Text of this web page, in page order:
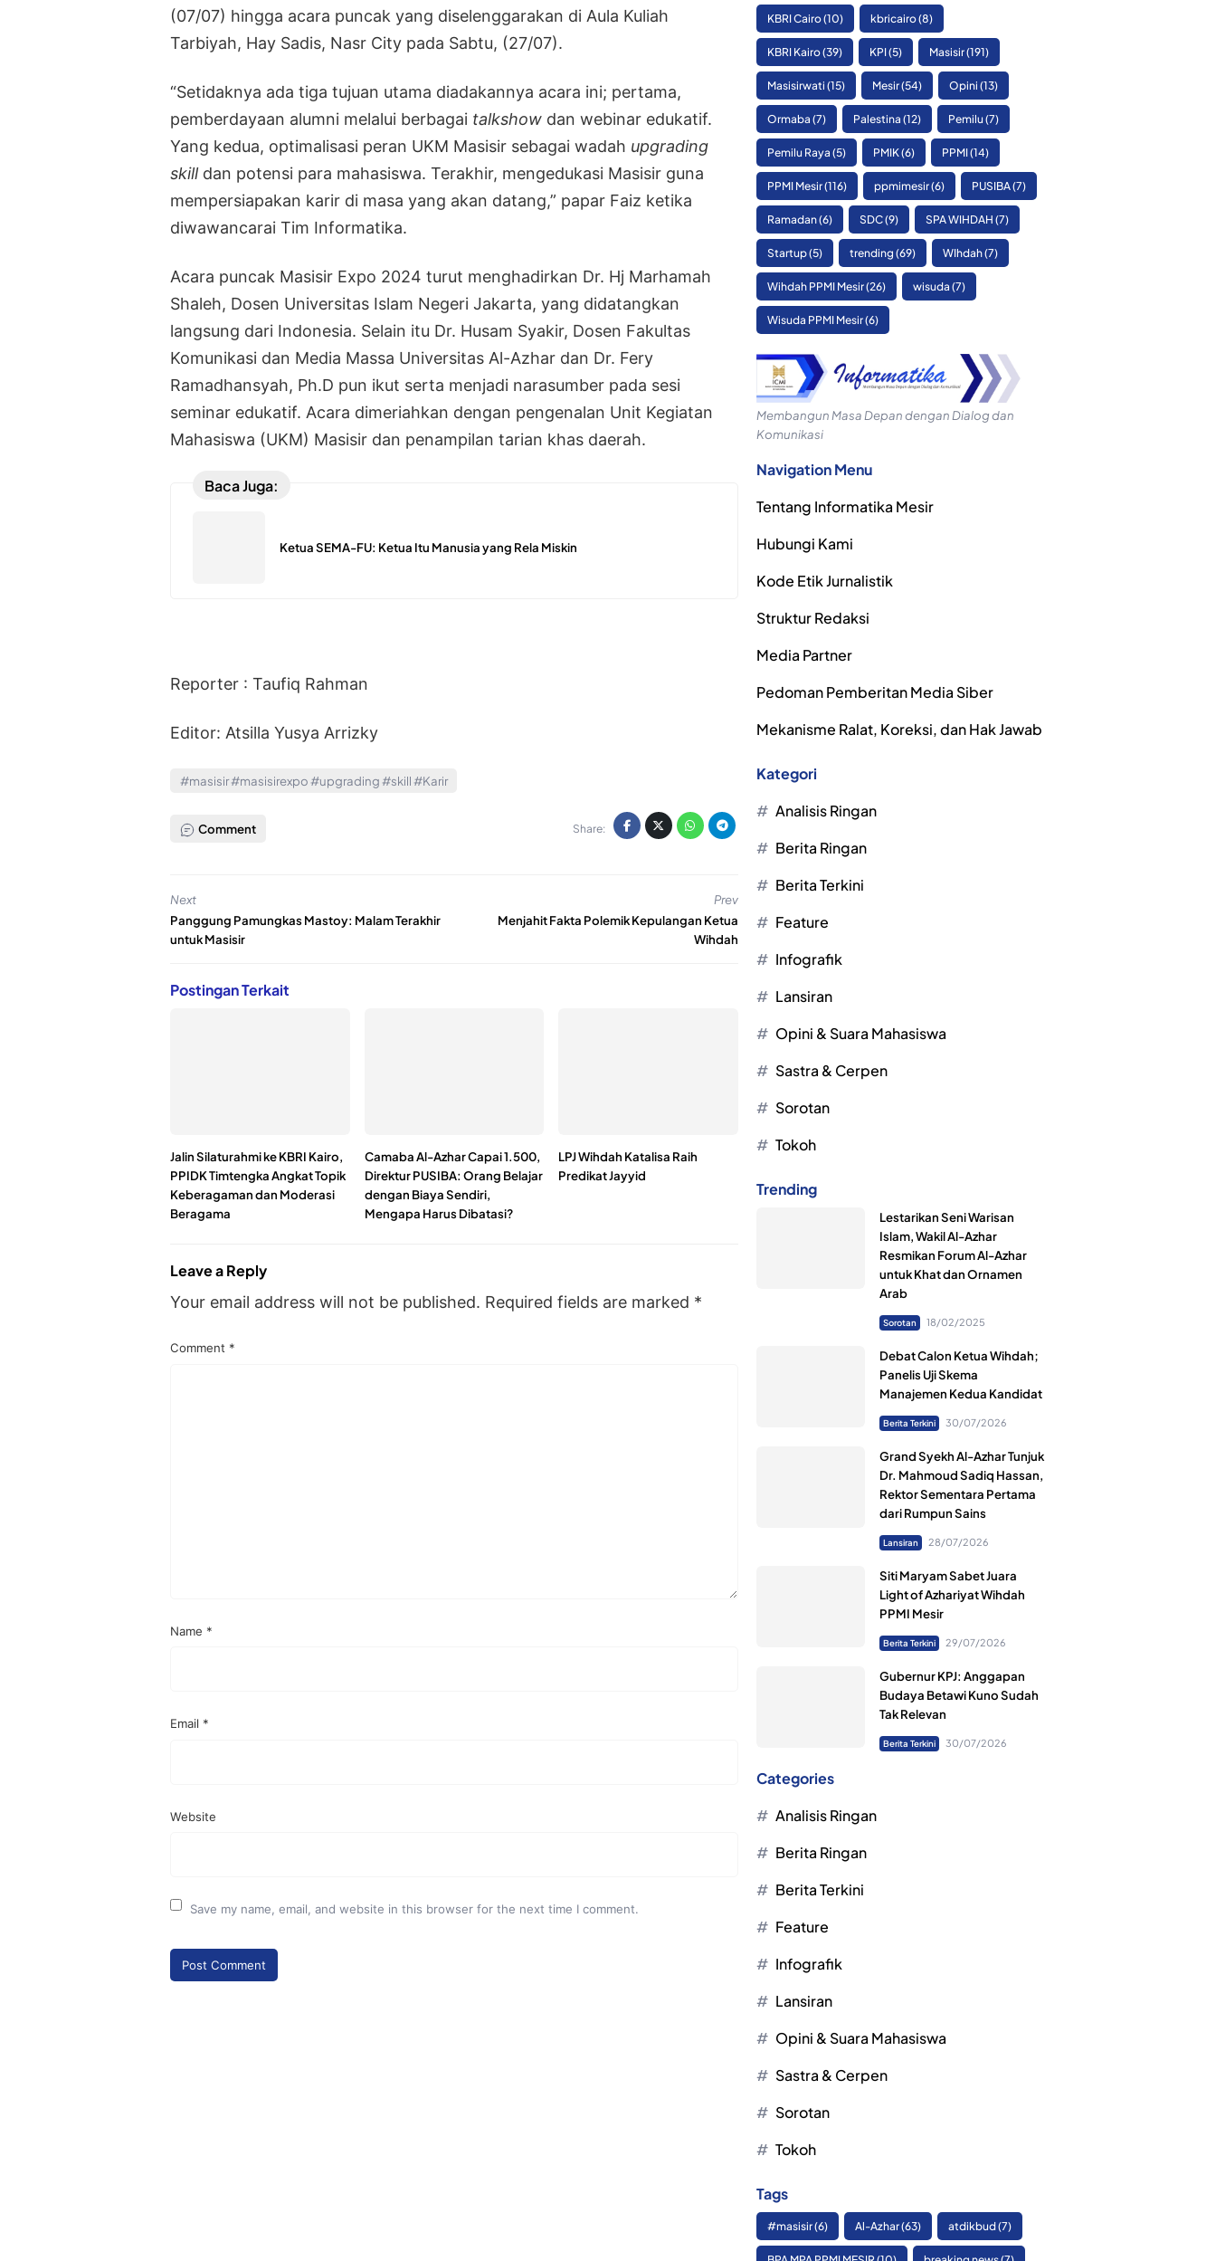
(07/07) hingga acara puncak yang diselenggarakan di Aula Kuliah
Tarbiyah, Hay Sadis, Nasr City pada Sabtu, (27/07).
“Setidaknya ada tiga tujuan utama diadakannya acara ini; pertama,
pemberdayaan alumni melalui berbagai talkshow dan webinar edukatif.
Yang kedua, optimalisasi peran UKM Masisir sebagai wadah upgrading
skilldan potensi para mahasiswa. Terakhir, mengedukasi Masisir guna
mempersiapakan karir di masa yang akan datang,” papar Faiz ketika
diwawancarai Tim Informatika.
Acara puncak Masisir Expo 2024 turut menghadirkan Dr. Hj Marhamah
Shaleh, Dosen Universitas Islam Negeri Jakarta, yang didatangkan
langsung dari Indonesia. Selain itu Dr. Husam Syakir, Dosen Fakultas
Komunikasi dan Media Massa Universitas Al-Azhar dan Dr. Fery
Ramadhansyah, Ph.D pun ikut serta menjadi narasumber pada sesi
seminar edukatif. Acara dimeriahkan dengan pengenalan Unit Kegiatan
Mahasiswa (UKM) Masisir dan penampilan tarian khas daerah.
Baca Juga:
Ketua SEMA-FU: Ketua Itu Manusia yang Rela Miskin
Reporter : Taufiq Rahman
Editor: Atsilla Yusya Arrizky
#masisir #masisirexpo #upgrading #skill #Karir
Comment Share:
Next
Panggung Pamungkas Mastoy: Malam Terakhir
untuk Masisir
Prev
Menjahit Fakta Polemik Kepulangan Ketua
Wihdah
Postingan Terkait
Jalin Silaturahmi ke KBRI Kairo,
PPIDK Timtengka Angkat Topik
Keberagaman dan Moderasi
Beragama
Camaba Al-Azhar Capai 1.500,
Direktur PUSIBA: Orang Belajar
dengan Biaya Sendiri,
Mengapa Harus Dibatasi?
LPJ Wihdah Katalisa Raih
Predikat Jayyid
Leave a Reply
Your email address will not be published. Required fields are marked *
Comment *
Name *
Email *
Website
Save my name, email, and website in this browser for the next time I comment.
KBRI Cairo(10) kbricairo(8)
KBRI Kairo(39) KPI(5) Masisir(191)
Masisirwati (15) Mesir(54) Opini (13)
Ormaba (7) Palestina (12) Pemilu (7)
Pemilu Raya (5) PMIK(6) PPMI(14)
PPMI Mesir(116) ppmimesir(6) PUSIBA(7)
Ramadan(6) SDC(9) SPA WIHDAH (7)
Startup(5) trending (69) WIhdah(7)
Wihdah PPMI Mesir(26) wisuda (7)
Wisuda PPMI Mesir(6)
Membangun Masa Depan dengan Dialog dan
Komunikasi
Navigation Menu
Tentang Informatika Mesir
Hubungi Kami
Kode Etik Jurnalistik
Struktur Redaksi
Media Partner
Pedoman Pemberitan Media Siber
Mekanisme Ralat, Koreksi, dan Hak Jawab
Kategori
Analisis Ringan
Berita Ringan
Berita Terkini
Feature
Infografik
Lansiran
Opini & Suara Mahasiswa
Sastra & Cerpen
Sorotan
Tokoh
Trending
Lestarikan Seni Warisan
Islam, Wakil Al-Azhar
Resmikan Forum Al-Azhar
untuk Khat dan Ornamen
Arab
Sorotan 18/02/2025
Debat Calon Ketua Wihdah;
Panelis Uji Skema
Manajemen Kedua Kandidat
Berita Terkini 30/07/2026
Grand Syekh Al-Azhar Tunjuk
Dr. Mahmoud Sadiq Hassan,
Rektor Sementara Pertama
dari Rumpun Sains
Lansiran 28/07/2026
Siti Maryam Sabet Juara
Light of Azhariyat Wihdah
PPMI Mesir
Berita Terkini 29/07/2026
Gubernur KPJ: Anggapan
Budaya Betawi Kuno Sudah
Tak Relevan
Berita Terkini 30/07/2026
Categories
Analisis Ringan
Berita Ringan
Berita Terkini
Feature
Infografik
Lansiran
Opini & Suara Mahasiswa
Sastra & Cerpen
Sorotan
Tokoh
Tags
#masisir(6) Al-Azhar(63) atdikbud(7)